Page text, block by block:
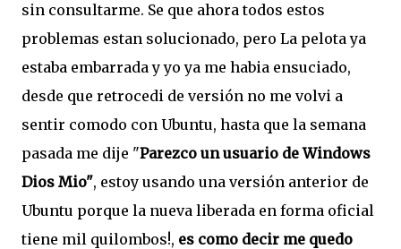
sin consultarme. Se que ahora todos estos
problemas estan solucionado, pero La pelota ya
estaba embarrada y yo ya me habia ensuciado,
desde que retrocedi de versión no me volvi a
sentir comodo con Ubuntu, hasta que la semana
pasada me dije "Parezco un usuario de Windows
Dios Mio", estoy usando una versión anterior de
Ubuntu porque la nueva liberada en forma oficial
tiene mil quilombos!, es como decir me quedo